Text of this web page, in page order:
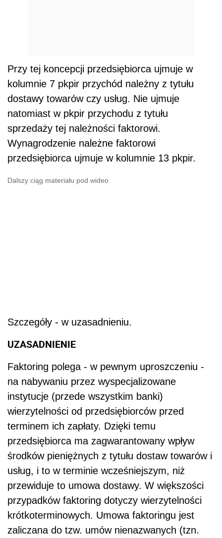
Przy tej koncepcji przedsiębiorca ujmuje w
kolumnie 7 pkpir przychód należny z tytułu
dostawy towarów czy usług. Nie ujmuje
natomiast w pkpir przychodu z tytułu
sprzedaży tej należności faktorowi.
Wynagrodzenie należne faktorowi
przedsiębiorca ujmuje w kolumnie 13 pkpir.
Dalszy ciąg materiału pod wideo
Szczegóły - w uzasadnieniu.
UZASADNIENIE
Faktoring polega - w pewnym uproszczeniu -
na nabywaniu przez wyspecjalizowane
instytucje (przede wszystkim banki)
wierzytelności od przedsiębiorców przed
terminem ich zapłaty. Dzięki temu
przedsiębiorca ma zagwarantowany wpływ
środków pieniężnych z tytułu dostaw towarów i
usług, i to w terminie wcześniejszym, niż
przewiduje to umowa dostawy. W większości
przypadków faktoring dotyczy wierzytelności
krótkoterminowych. Umowa faktoringu jest
zaliczana do tzw. umów nienazwanych (tzn.